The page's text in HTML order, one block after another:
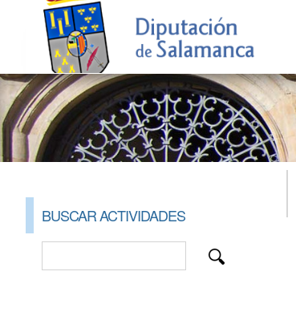
BUSCAR ACTIVIDADES